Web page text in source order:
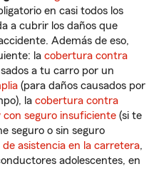
en casi todos los
a cubrir los daños que
Además de eso,
la cobertura contra
a tu carro por un
(para daños causados por
la cobertura contra
seguro insuficiente (si te
seguro o sin seguro
asistencia en la carretera,
adolescentes, en